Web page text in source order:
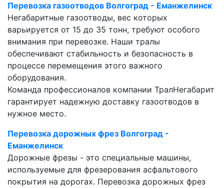
Перевозка газоотводов Волгоград - Еманжелинск
Негабаритные газоотводы, вес которых
варьируется от 15 до 35 тонн, требуют особого
внимания при перевозке. Наши тралы
обеспечивают стабильность и безопасность в
процессе перемещения этого важного
оборудования.
Команда профессионалов компании ТралНегабарит
гарантирует надежную доставку газоотводов в
нужное место.
Перевозка дорожных фрез Волгоград -
Еманжелинск
Дорожные фрезы - это специальные машины,
используемые для фрезерования асфальтового
покрытия на дорогах. Перевозка дорожных фрез